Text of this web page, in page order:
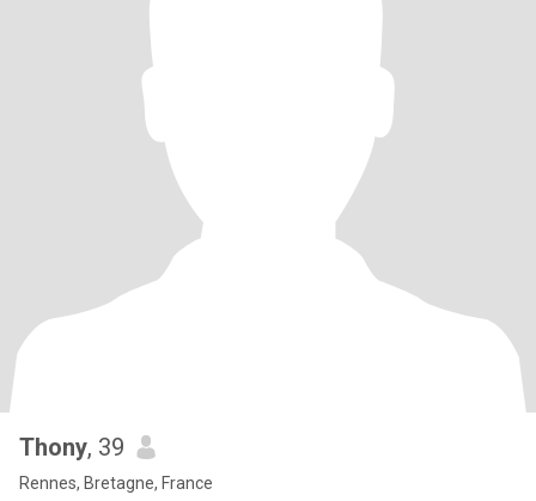
Thony, 39
Rennes, Bretagne, France